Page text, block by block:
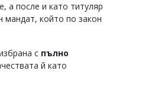
а после и като титуляр
мандат, който по закон
с пълно
й като